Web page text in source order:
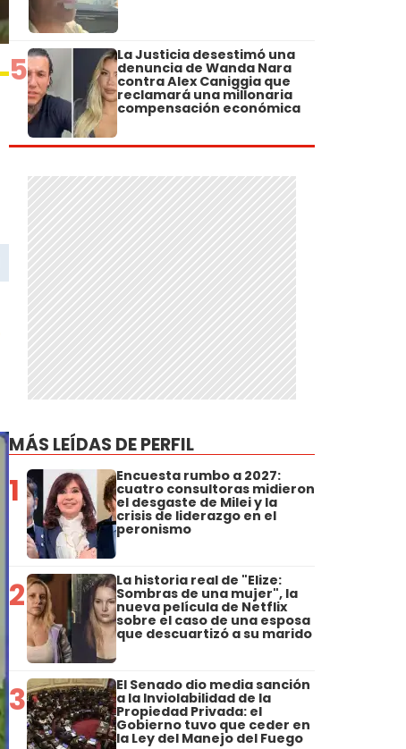
5 La Justicia desestimó una
denuncia de Wanda Nara
contra Alex Caniggia que
reclamará una millonaria
compensación económica
MÁS LEÍDAS DE PERFIL
1 Encuesta rumbo a 2027:
cuatro consultoras midieron
el desgaste de Milei y la
crisis de liderazgo en el
peronismo
2 La historia real de "Elize:
Sombras de una mujer", la
nueva película de Netflix
sobre el caso de una esposa
que descuartizó a su marido
3 El Senado dio media sanción
a la Inviolabilidad de la
Propiedad Privada: el
Gobierno tuvo que ceder en
la Ley del Manejo del Fuego